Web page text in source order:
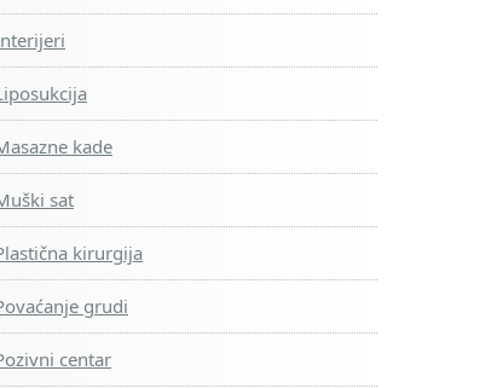
kade
sat
kirurgija
grudi
centar